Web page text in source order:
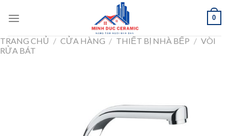
0
TRANG CHỦ / CỬA HÀNG / THIẾT BỊ NHÀ BẾP / VÒI
RỬA BÁT